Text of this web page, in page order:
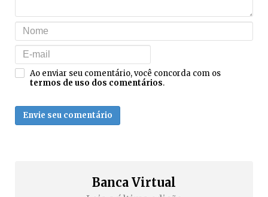
Ao enviar seu comentário, você concorda com os
termos de uso dos comentários.
Envie seu comentário
Banca Virtual